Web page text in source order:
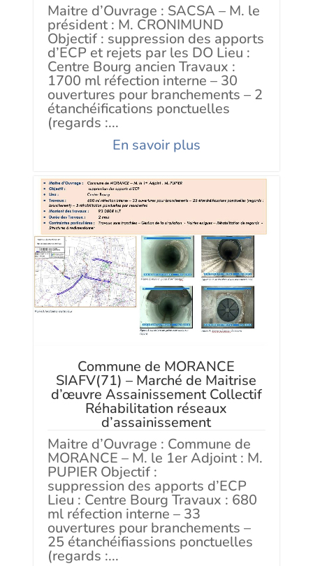
Maitre d’Ouvrage : SACSA – M. le
président : M. CRONIMUND
Objectif : suppression des apports
d’ECP et rejets par les DO Lieu :
Centre Bourg ancien Travaux :
1700 ml réfection interne – 30
ouvertures pour branchements – 2
étanchéifications ponctuelles
(regards :...
En savoir plus
Commune de MORANCE
SIAFV(71) – Marché de Maitrise
d’œuvre Assainissement Collectif
Réhabilitation réseaux
d’assainissement
Maitre d’Ouvrage : Commune de
MORANCE – M. le 1er Adjoint : M.
PUPIER Objectif :
suppression des apports d’ECP
Lieu : Centre Bourg Travaux : 680
ml réfection interne – 33
ouvertures pour branchements –
25 étanchéifiassions ponctuelles
(regards :...